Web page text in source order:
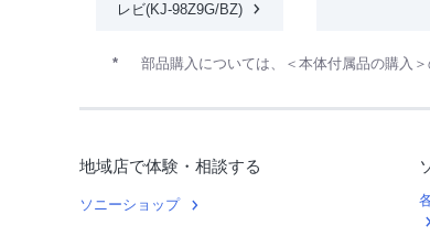
レビ(KJ-98Z9G/BZ)
* 部品購入については、＜本体付属品の購入
地域店で体験・相談する
ソニーショップ